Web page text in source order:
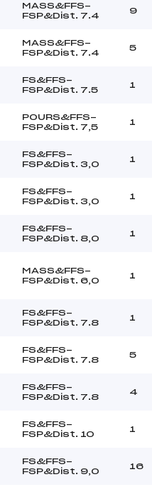
MASS&FFS-
FSP&Dist. 7.4
9
MASS&FFS-
FSP&Dist. 7.4
5
FS&FFS-
FSP&Dist. 7.5
1
POURS&FFS-
FSP&Dist. 7,5
1
FS&FFS-
FSP&Dist. 3,0
1
FS&FFS-
FSP&Dist. 3,0
1
FS&FFS-
FSP&Dist. 8,0
1
MASS&FFS-
FSP&Dist. 6,0
1
FS&FFS-
FSP&Dist. 7.8
1
FS&FFS-
FSP&Dist. 7.8
5
FS&FFS-
FSP&Dist. 7.8
4
FS&FFS-
FSP&Dist. 10
1
FS&FFS-
FSP&Dist. 9,0
16